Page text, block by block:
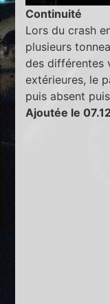
Continuité
Lors du crash
plusieurs
des différentes
extérieures, le
puis absent
Ajoutée le